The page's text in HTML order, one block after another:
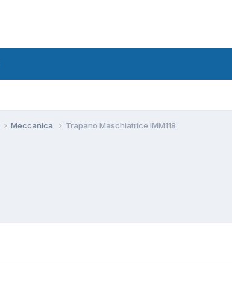
Meccanica Trapano Maschiatrice IMM118